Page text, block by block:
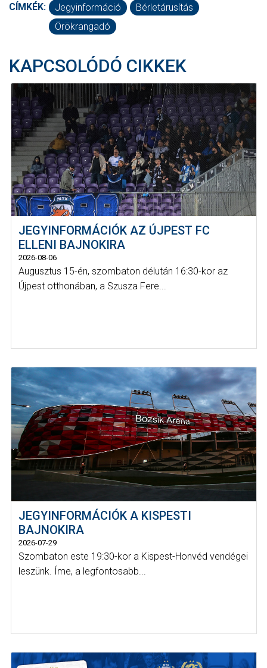
CÍMKÉK: Jegyinformáció
Bérletárusítás
Örökrangadó
KAPCSOLÓDÓ CIKKEK
JEGYINFORMÁCIÓK AZ ÚJPEST FC
ELLENI BAJNOKIRA
2026-08-06
Augusztus 15-én, szombaton délután 16:30-kor az
Újpest otthonában, a Szusza Fere...
JEGYINFORMÁCIÓK A KISPESTI
BAJNOKIRA
2026-07-29
Szombaton este 19:30-kor a Kispest-Honvéd vendégei
leszünk. Íme, a legfontosabb...